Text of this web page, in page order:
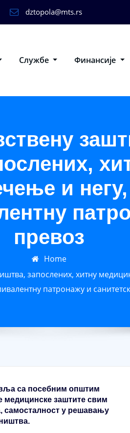
dztopola@mts.rs
Службе Финансије
и
превоз
Home
запослених, хитну
патронажу и
са посебним општим
медицинске заштите свим
самосталност у решавању